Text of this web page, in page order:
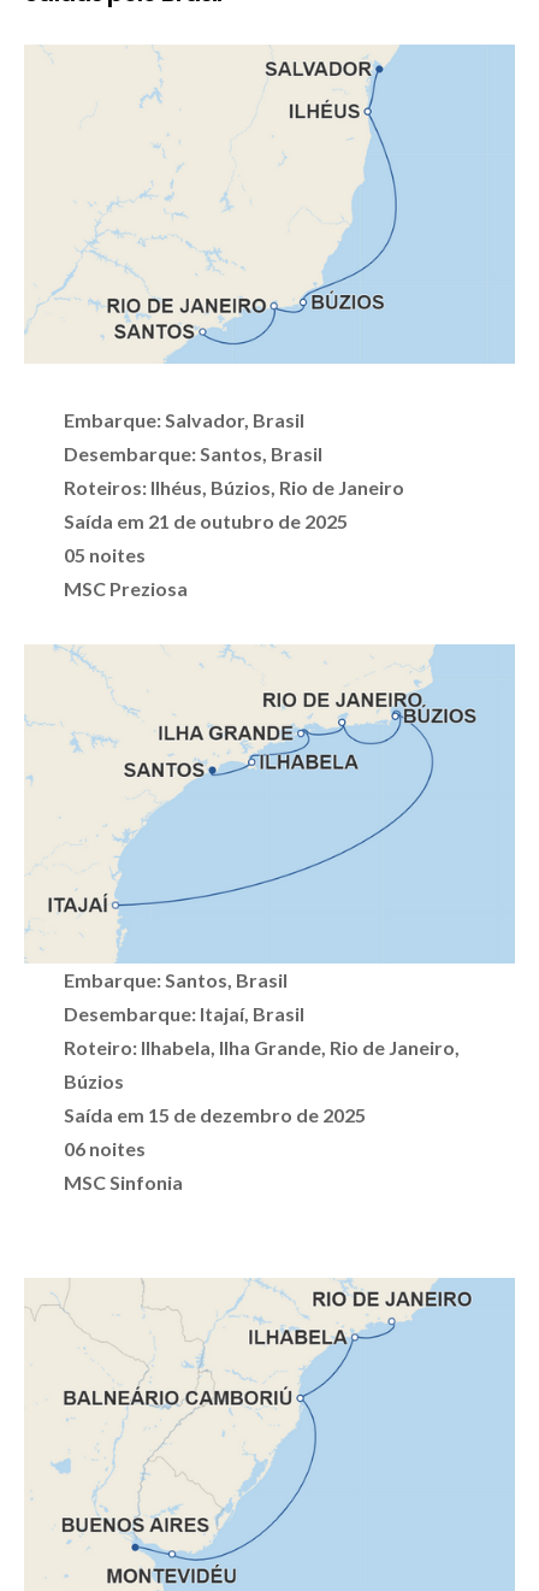
Embarque: Salvador, Brasil
Desembarque: Santos, Brasil
Roteiros: Ilhéus, Búzios, Rio de Janeiro
Saída em 21 de outubro de 2025
05 noites
MSC Preziosa
Embarque: Santos, Brasil
Desembarque: Itajaí, Brasil
Roteiro: Ilhabela, Ilha Grande, Rio de Janeiro,
Búzios
Saída em 15 de dezembro de 2025
06 noites
MSC Sinfonia